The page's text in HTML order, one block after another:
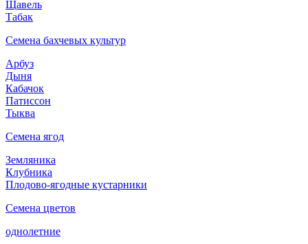
Щавель
Табак
Семена бахчевых культур
Арбуз
Дыня
Кабачок
Патиссон
Тыква
Семена ягод
Земляника
Клубника
Плодово-ягодные кустарники
Семена цветов
однолетние